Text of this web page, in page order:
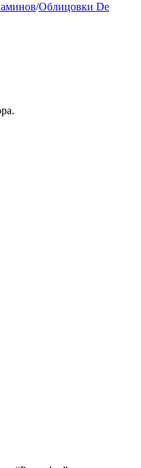
/Облицовки De